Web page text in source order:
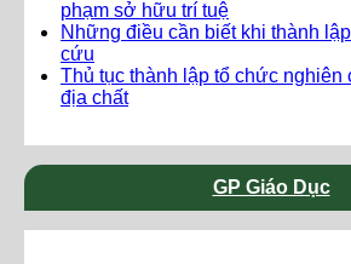
phạm sở hữu trí tuệ
Những điều cần biết khi thành
cứu
Thủ tục thành lập tổ chức nghiên
địa chất
GP Giáo Dục